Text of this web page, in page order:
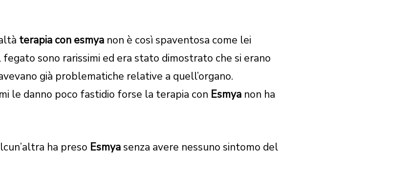
terapia con esmya non è così spaventosa come lei
fegato sono rarissimi ed era stato dimostrato che si erano
già problematiche relative a quell’organo.
le danno poco fastidio forse la terapia con Esmya non ha
ha preso Esmyasenza avere nessuno sintomo del